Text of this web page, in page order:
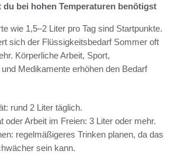
du bei hohen Temperaturen benötigst
wie 1,5–2 Liter pro Tag sind Startpunkte.
sich der Flüssigkeitsbedarf Sommer oft
Körperliche Arbeit, Sport,
Medikamente erhöhen den Bedarf
rund 2 Liter täglich.
oder Arbeit im Freien: 3 Liter oder mehr.
regelmäßigeres Trinken planen, da das
sein kann.